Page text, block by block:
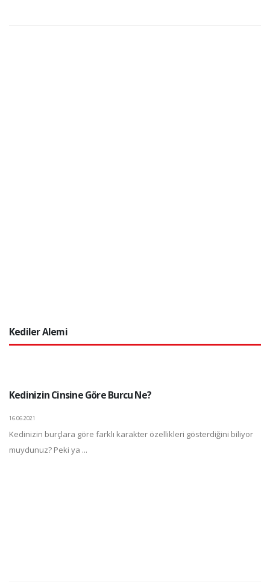
Kediler Alemi
Kedinizin Cinsine Göre Burcu Ne?
16.06.2021
Kedinizin burçlara göre farklı karakter özellikleri gösterdiğini biliyor
muydunuz? Peki ya ...